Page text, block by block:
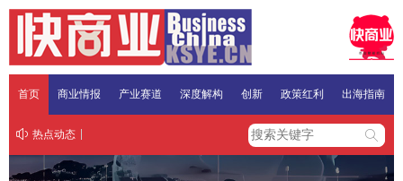
首页 商业情报 产业赛道 深度解构 创新 政策红利 出海指南
热点动态